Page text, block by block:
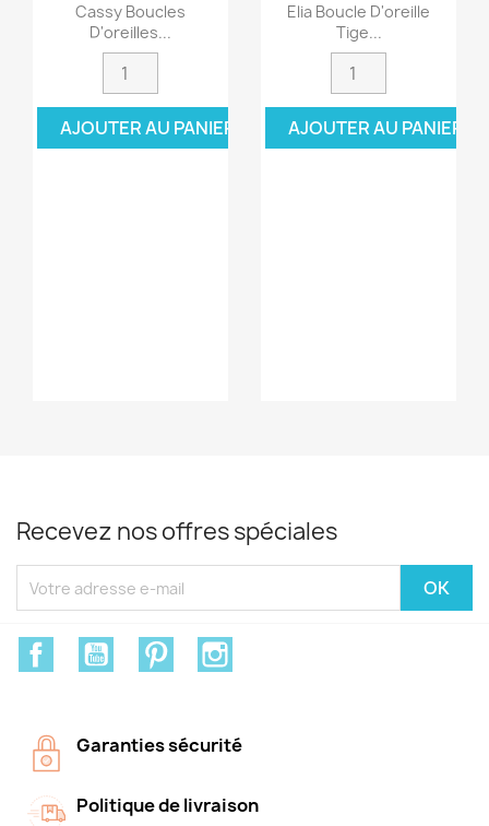
Cassy Boucles
D'oreilles...
AJOUTER AU PANIER
Elia Boucle D'oreille
Tige...
AJOUTER AU PANIER
Recevez nos offres spéciales
FacebookYouTube Pinterest
Garanties sécurité
Politique de livraison